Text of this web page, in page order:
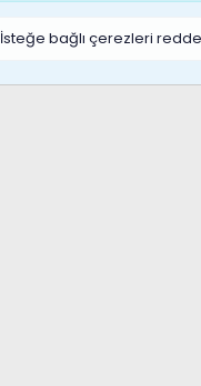
İsteğe bağlı çerezleri